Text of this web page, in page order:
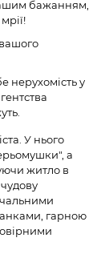
бажанням,
нерухомість у
У нього
а
житло в
гарною